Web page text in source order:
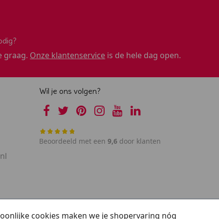
graag. Onze klantenservice is de hele dag open.
Wil je ons volgen?
Beoordeeld met een 9,6door klanten
cookies maken we je shopervaring nóg